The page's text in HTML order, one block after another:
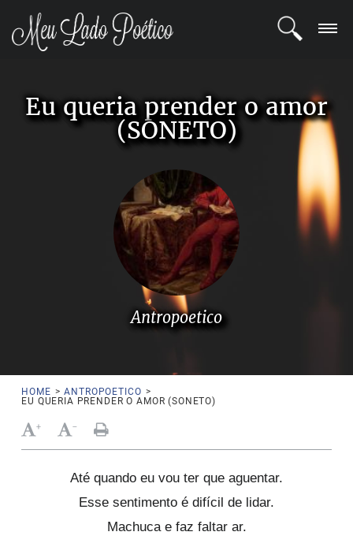
REGISTRO
Eu queria prender o amor
(SONETO)
Antropoetico
HOME > ANTROPOETICO >
EU QUERIA PRENDER O AMOR (SONETO)
+ -
Até quando eu vou ter que aguentar.
Esse sentimento é difícil de lidar.
Machuca e faz faltar ar.